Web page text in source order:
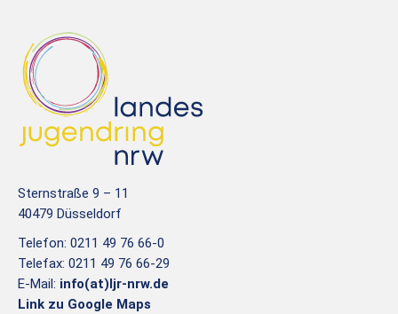
Sternstraße 9 – 11
40479 Düsseldorf
Telefon: 0211 49 76 66-0
Telefax: 0211 49 76 66-29
E-Mail: info(at)ljr-nrw.de
Link zu Google Maps